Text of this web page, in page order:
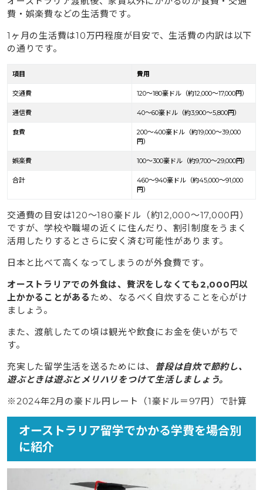
費・娯楽費などの生活費です。
1ヶ月の生活費は10万円程度が目安で、生活費の内訳は以下
の通りです。
項目 費用
交通費 120〜180豪ドル（約12,000〜17,000円）
通信費 40〜60豪ドル（約3,900〜5,800円）
食費
200〜400豪ドル（約19,000〜39,000
円）
娯楽費 100〜300豪ドル（約9,700〜29,000円）
合計
460〜940豪ドル（約45,000〜91,000
円）
交通費の目安は120〜180豪ドル（約12,000〜17,000円）
ですが、学校や職場の近くに住んだり、割引制度をうまく
活用したりするとさらに安く済む可能性があります。
日本と比べて高くなってしまうのが外食費です。
オーストラリアでの外食は、贅沢をしなくても2,000円以
上かかることがある ため、なるべく自炊することを心がけ
ましょう。
また、渡航したての頃は観光や飲食にお金を使いがちで
す。
充実した留学生活を送るためには、
普段は自炊で節約し、
遊ぶときは遊ぶとメリハリをつけて生活しましょう。
※2024年2月の豪ドル円レート（1豪ドル＝97円）で計算
オーストラリア留学でかかる学費を場合別
に紹介